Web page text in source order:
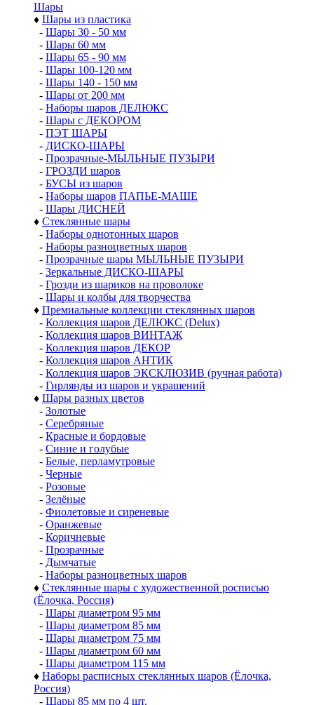
Шары
♦ Шары из пластика
- Шары 30 - 50 мм
- Шары 60 мм
- Шары 65 - 90 мм
- Шары 100-120 мм
- Шары 140 - 150 мм
- Шары от 200 мм
- Наборы шаров ДЕЛЮКС
- Шары с ДЕКОРОМ
- ПЭТ ШАРЫ
- ДИСКО-ШАРЫ
- Прозрачные-МЫЛЬНЫЕ ПУЗЫРИ
- ГРОЗДИ шаров
- БУСЫ из шаров
- Наборы шаров ПАПЬЕ-МАШЕ
- Шары ДИСНЕЙ
♦ Стеклянные шары
- Наборы однотонных шаров
- Наборы разноцветных шаров
- Прозрачные шары МЫЛЬНЫЕ ПУЗЫРИ
- Зеркальные ДИСКО-ШАРЫ
- Грозди из шариков на проволоке
- Шары и колбы для творчества
♦ Премиальные коллекции стеклянных шаров
- Коллекция шаров ДЕЛЮКС (Delux)
- Коллекция шаров ВИНТАЖ
- Коллекция шаров ДЕКОР
- Коллекция шаров АНТИК
- Коллекция шаров ЭКСКЛЮЗИВ (ручная работа)
- Гирлянды из шаров и украшений
♦ Шары разных цветов
- Золотые
- Серебряные
- Красные и бордовые
- Синие и голубые
- Белые, перламутровые
- Черные
- Розовые
- Зелёные
- Фиолетовые и сиреневые
- Оранжевые
- Коричневые
- Прозрачные
- Дымчатые
- Наборы разноцветных шаров
♦ Стеклянные шары с художественной росписью
(Ёлочка, Россия)
- Шары диаметром 95 мм
- Шары диаметром 85 мм
- Шары диаметром 75 мм
- Шары диаметром 60 мм
- Шары диаметром 115 мм
♦ Наборы расписных стеклянных шаров (Ёлочка,
Россия)
- Шары 85 мм по 4 шт.